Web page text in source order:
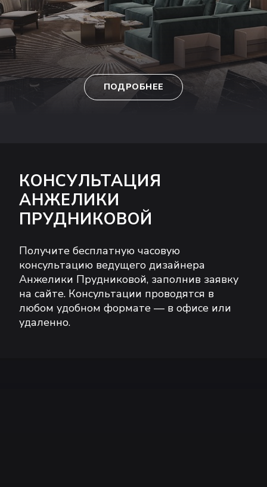
ПОДРОБНЕЕ
КОНСУЛЬТАЦИЯ
АНЖЕЛИКИ
ПРУДНИКОВОЙ
Получите бесплатную часовую
консультацию ведущего дизайнера
Анжелики Прудниковой, заполнив заявку
на сайте. Консультации проводятся в
любом удобном формате — в офисе или
удаленно.